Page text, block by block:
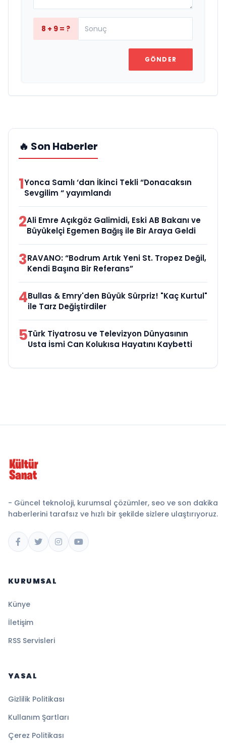
8 + 9 = ?
GÖNDER
🔥 Son Haberler
1Yonca Samlı ‘dan İkinci Tekli “Donacaksın
Sevgilim “ yayımlandı
2Ali Emre Açıkgöz Galimidi, Eski AB Bakanı ve
Büyükelçi Egemen Bağış ile Bir Araya Geldi
3RAVANO: “Bodrum Artık Yeni St. Tropez Değil,
Kendi Başına Bir Referans”
4Bullas & Emry'den Büyük Sürpriz! "Kaç Kurtul"
ile Tarz Değiştirdiler
5Türk Tiyatrosu ve Televizyon Dünyasının
Usta İsmi Can Kolukısa Hayatını Kaybetti
- Güncel teknoloji, kurumsal çözümler, seo ve son dakika
haberlerini tarafsız ve hızlı bir şekilde sizlere ulaştırıyoruz.
KURUMSAL
Künye
İletişim
RSS Servisleri
YASAL
Gizlilik Politikası
Kullanım Şartları
Çerez Politikası